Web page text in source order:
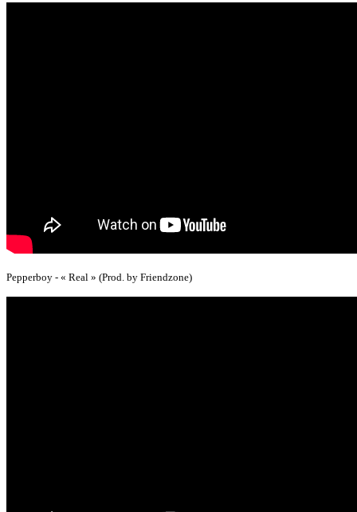
Pepperboy - « Real » (Prod. by Friendzone)